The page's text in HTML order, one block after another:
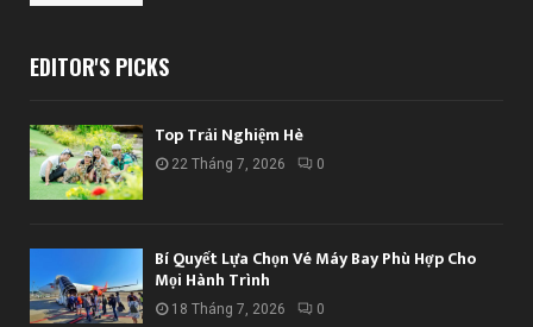
EDITOR'S PICKS
Top Trải Nghiệm Hè
22 Tháng 7, 2026 0
Bí Quyết Lựa Chọn Vé Máy Bay Phù Hợp Cho
Mọi Hành Trình
18 Tháng 7, 2026 0